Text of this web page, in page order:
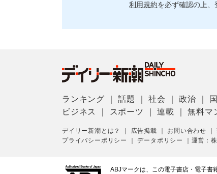
利用規約を必ず確認の上、
ランキング ｜話題 ｜社会 ｜政治
ビジネス
スポーツ ｜連載 ｜無料マ
デイリー新潮とは？ 広告掲載 お問い合わせ ｜
プライバシーポリシー
｜データポリシー 運営：
ABJマークは、この電子書店・電子書